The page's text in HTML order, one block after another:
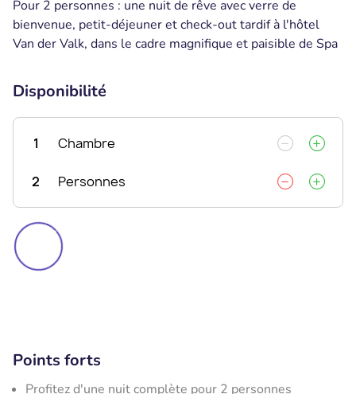
Pour 2 personnes : une nuit de rêve avec verre de
bienvenue, petit-déjeuner et check-out tardif à l'hôtel
Van der Valk, dans le cadre magnifique et paisible de Spa
Disponibilité
1 Chambre
2 Personnes
Points forts
Profitez d'une nuit complète pour 2 personnes